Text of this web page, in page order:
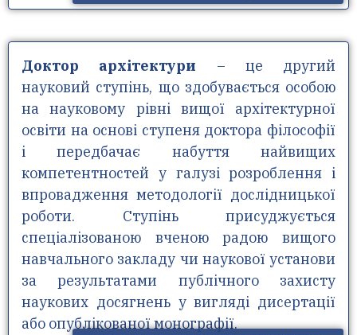
Доктор архітектури – це другий
науковий ступінь, що здобувається особою
на науковому рівні вищої архітектурної
освіти на основі ступеня доктора філософії
і передбачає набуття найвищих
компетентностей у галузі розроблення і
впровадження методології дослідницької
роботи. Ступінь присуджується
спеціалізованою вченою радою вищого
навчального закладу чи наукової установи
за результатами публічного захисту
наукових досягнень у вигляді дисертації
або опублікованої монографії.